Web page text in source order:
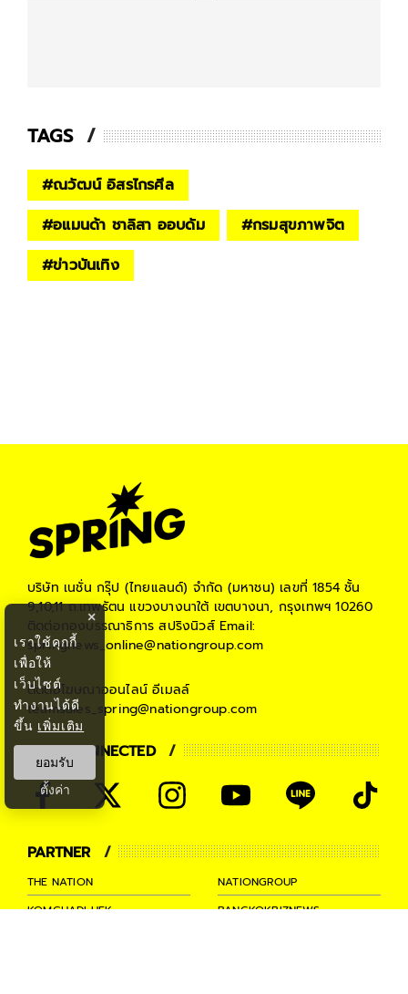
TAGS
#ณวัฒน์ อิสรไกรศีล
#อแมนด้า ชาลิสา ออบดัม #กรมสุขภาพจิต
#ข่าวบันเทิง
บริษัท เนชั่น กรุ๊ป (ไทยแลนด์) จำกัด (มหาชน) เลขที่ 1854 ชั้น
9,10,11 ถ.เทพรัตน แขวงบางนาใต้ เขตบางนา, กรุงเทพฯ 10260
ติดต่อกองบรรณาธิการ สปริงนิวส์Email:
springnews_online@nationgroup.com
ติดต่อโฆษณาออนไลน์ อีเมลล์
teamsales_spring@nationgroup.com
STAY CONNECTED
PARTNER
THE NATION
NATIONGROUP
KOMCHADLUEK
BANGKOKBIZNEWS
×
เราใช้คุกกี้
เพื่อให้
เว็บไซต์
ทำงานได้ดี
ขึ้น เพิ่มเติม
ยอมรับ
ตั้งค่า